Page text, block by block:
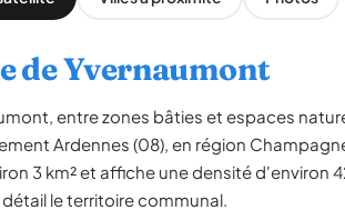
de Yvernaumont
entre zones bâties et espaces
Ardennes (08), en région
3 km² et affiche une densité d'environ
le territoire communal.